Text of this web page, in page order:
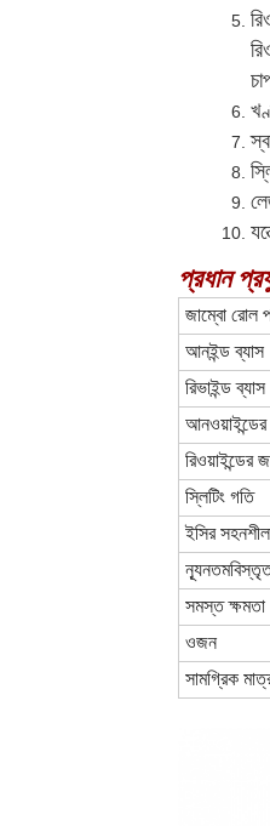
প্রধান
জাম্বো রোল
আনইন্ড ব্যাস
রিভাইন্ড ব্যাস
স্লিটিং গতি
ইসির
সমস্ত ক্ষমতা
ওজন
সামগ্রিক